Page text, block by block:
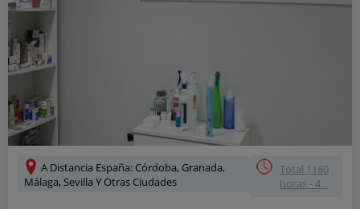
A Distancia España: Córdoba, Granada,
Málaga, Sevilla Y Otras Ciudades
Total 1180
horas - 4...